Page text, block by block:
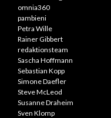
omnia360
pambieni
Petra Wille
Rainer Gibbert
redaktionsteam
Sascha Hoffmann
Sebastian Kopp
Simone Daefler
Steve McLeod
Susanne Draheim
Sven Klomp